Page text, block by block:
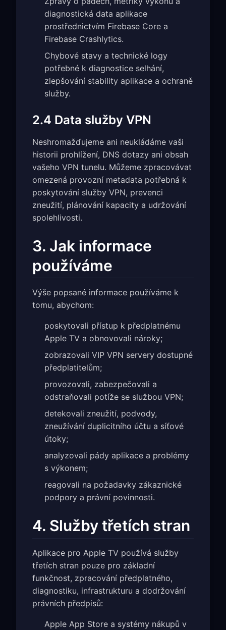
diagnostická data aplikace
prostřednictvím Firebase Core a
Firebase Crashlytics.
Chybové stavy a technické logy
potřebné k diagnostice selhání,
zlepšování stability aplikace a ochraně
služby.
2.4 Data služby VPN
Neshromažďujeme ani neukládáme vaši
historii prohlížení, DNS dotazy ani obsah
vašeho VPN tunelu. Můžeme zpracovávat
omezená provozní metadata potřebná k
poskytování služby VPN, prevenci
zneužití, plánování kapacity a udržování
spolehlivosti.
3. Jak informace
používáme
Výše popsané informace používáme k
tomu, abychom:
poskytovali přístup k předplatnému
Apple TV a obnovovali nároky;
zobrazovali VIP VPN servery dostupné
předplatitelům;
provozovali, zabezpečovali a
odstraňovali potíže se službou VPN;
detekovali zneužití, podvody,
zneužívání duplicitního účtu a síťové
útoky;
analyzovali pády aplikace a problémy
s výkonem;
reagovali na požadavky zákaznické
podpory a právní povinnosti.
4. Služby třetích stran
Aplikace pro Apple TV používá služby
třetích stran pouze pro základní
funkčnost, zpracování předplatného,
diagnostiku, infrastrukturu a dodržování
právních předpisů:
Apple App Store a systémy nákupů v